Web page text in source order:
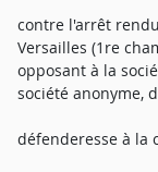
contre l'arrêt
Versailles (1re
opposant à la
société anonyme,
défenderesse à la